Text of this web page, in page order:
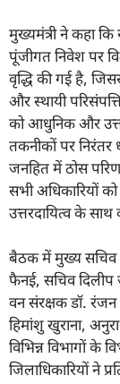
मुख्यमंत्री ने कहा
पूंजीगत निवेश पर
वृद्धि की गई है,
और स्थायी
को आधुनिक और
तकनीकों पर निरंतर
जनहित में ठोस
सभी अधिकारियों
उत्तरदायित्व के साथ
बैठक में मुख्य सचिव
फैनई, सचिव
वन संरक्षक डॉ.
हिमांशु खुराना,
विभिन्न विभागों के
जिलाधिकारियों ने